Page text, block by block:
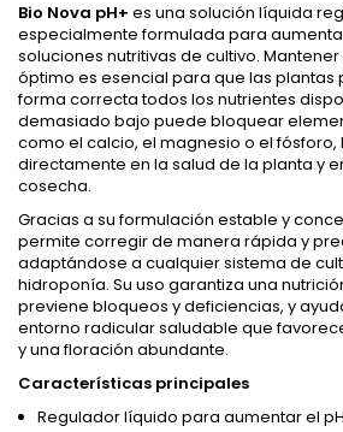
Bio Nova pH+ es una solución líquida
especialmente formulada para
soluciones nutritivas de cultivo.
óptimo es esencial para que las
forma correcta todos los nutrientes
demasiado bajo puede bloquear
como el calcio, el magnesio o el
directamente en la salud de la planta y
cosecha.
Gracias a su formulación estable y
permite corregir de manera rápida y
adaptándose a cualquier sistema de
hidroponía. Su uso garantiza una
previene bloqueos y deficiencias, y
entorno radicular saludable que
y una floración abundante.
Características principales
Regulador líquido para aumentar el